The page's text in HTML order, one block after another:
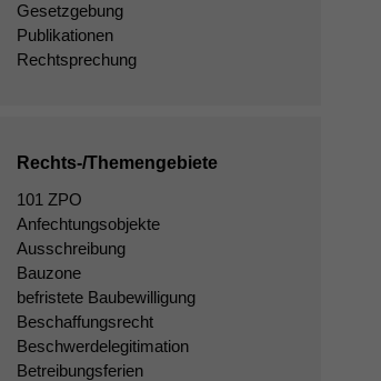
Gesetzgebung
Publikationen
Rechtsprechung
Rechts-/Themengebiete
101 ZPO
Anfechtungsobjekte
Ausschreibung
Bauzone
befristete Baubewilligung
Beschaffungsrecht
Beschwerdelegitimation
Betreibungsferien